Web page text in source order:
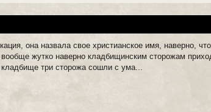
она назвала свое христианское имя, наверно,
жутко наверно кладбищинским сторожам
кладбище три сторожа сошли с ума...